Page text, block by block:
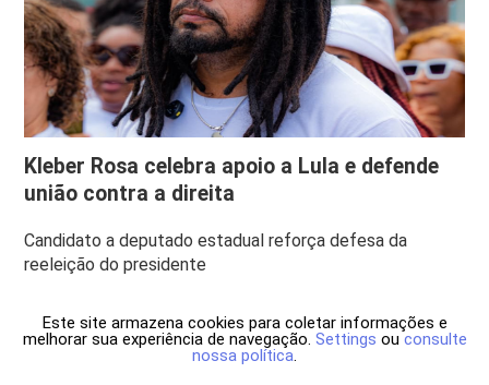
Kleber Rosa celebra apoio a Lula e defende
união contra a direita
Candidato a deputado estadual reforça defesa da
reeleição do presidente
Este site armazena cookies para coletar informações e
melhorar sua experiência de navegação. Settings ou consulte
nossa política.